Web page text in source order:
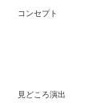
コンセプト
見どころ演出